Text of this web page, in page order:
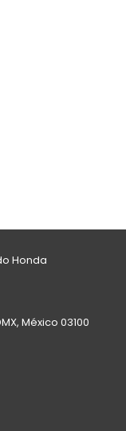
Honda
México 03100